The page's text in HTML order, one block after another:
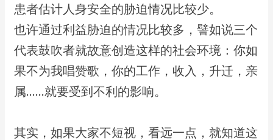
患者估计人身安全的胁迫情况比较少。
​也许通过利益胁迫的情况比较多，譬如说三个
代表鼓吹者就故意创造这样的社会环境：​你如
果不为我唱赞歌，你的工作，收入，升迁，亲
属……就要受到不利的影响。
​其实，如果大家不短视，看远一点，就知道这